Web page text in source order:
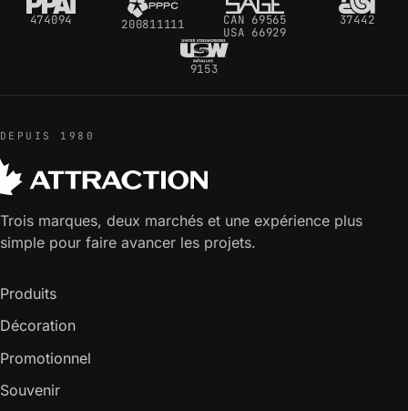
474094 200811111
CAN 69565
USA 66929
37442
9153
DEPUIS 1980
Trois marques, deux marchés et une expérience plus
simple pour faire avancer les projets.
Produits
Décoration
Promotionnel
Souvenir